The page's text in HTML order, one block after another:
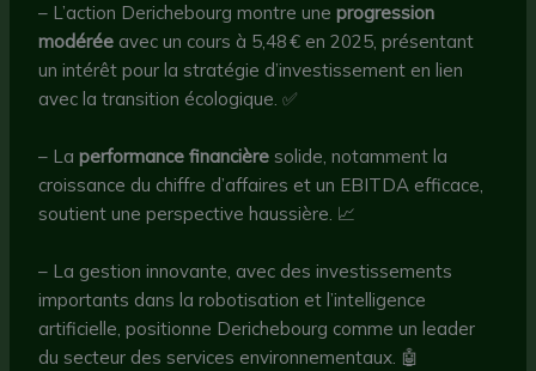
– L’action Derichebourg montre uneprogression
modérée avec un cours à 5,48 € en 2025, présentant
un intérêt pour la stratégie d’investissement en lien
avec la transition écologique. ✅
– Laperformance financière solide, notamment la
croissance du chiffre d’affaires et un EBITDA efficace,
soutient une perspective haussière. 📈
– La gestion innovante, avec des investissements
importants dans la robotisation et l’intelligence
artificielle, positionne Derichebourg comme un leader
du secteur des services environnementaux. 🤖